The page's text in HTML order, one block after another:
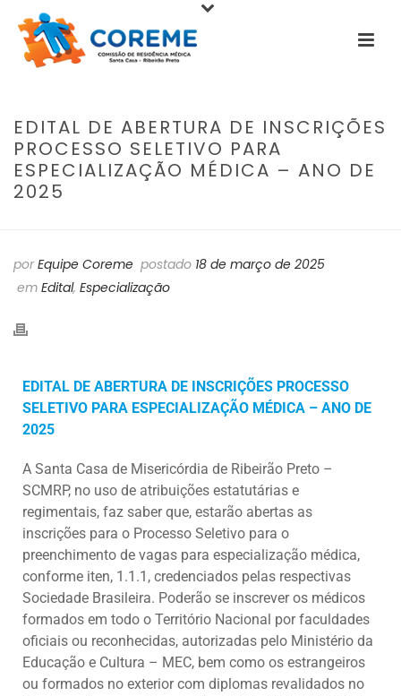
EDITAL DE ABERTURA DE INSCRIÇÕES
PROCESSO SELETIVO PARA
ESPECIALIZAÇÃO MÉDICA – ANO DE
2025
porEquipe Coreme postado 18 de março de 2025
em Edital, Especialização
EDITAL DE ABERTURA DE INSCRIÇÕES PROCESSO
SELETIVO PARA ESPECIALIZAÇÃO MÉDICA – ANO DE
2025
A Santa Casa de Misericórdia de Ribeirão Preto –
SCMRP, no uso de atribuições estatutárias e
regimentais, faz saber que, estarão abertas as
inscrições para o Processo Seletivo para o
preenchimento de vagas para especialização médica,
conforme iten, 1.1.1, credenciados pelas respectivas
Sociedade Brasileira. Poderão se inscrever os médicos
formados em todo o Território Nacional por faculdades
oficiais ou reconhecidas, autorizadas pelo Ministério da
Educação e Cultura – MEC, bem como os estrangeiros
ou formados no exterior com diplomas revalidados no